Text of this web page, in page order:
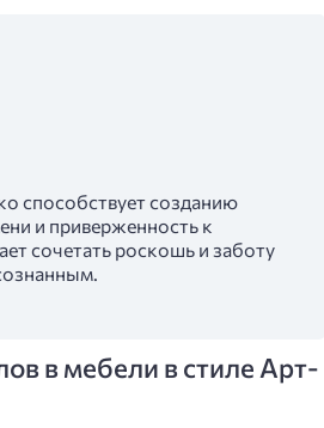
способствует созданию
и приверженность к
сочетать роскошь и заботу
в мебели в стиле Арт-